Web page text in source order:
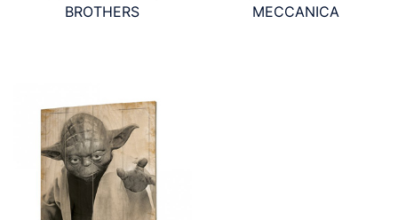
BROTHERS
MECCANICA